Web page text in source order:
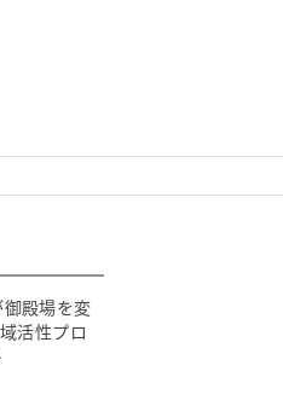
殿場を変
活性プロ